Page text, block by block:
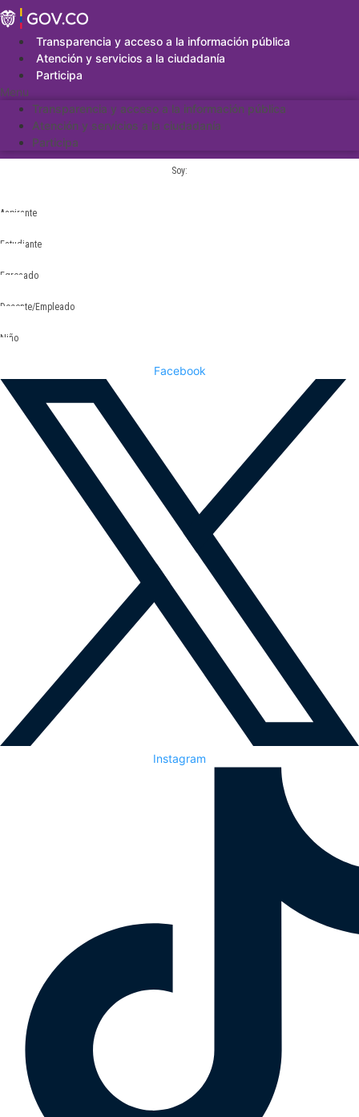
Saltar
al
contenidoTransparencia y acceso a la información pública
Atención y servicios a la ciudadanía
Participa
Menu
Transparencia y acceso a la información pública
Atención y servicios a la ciudadanía
Participa
Soy:
Aspirante
Estudiante
Egresado
Docente/Empleado
Niño
Facebook
Instagram